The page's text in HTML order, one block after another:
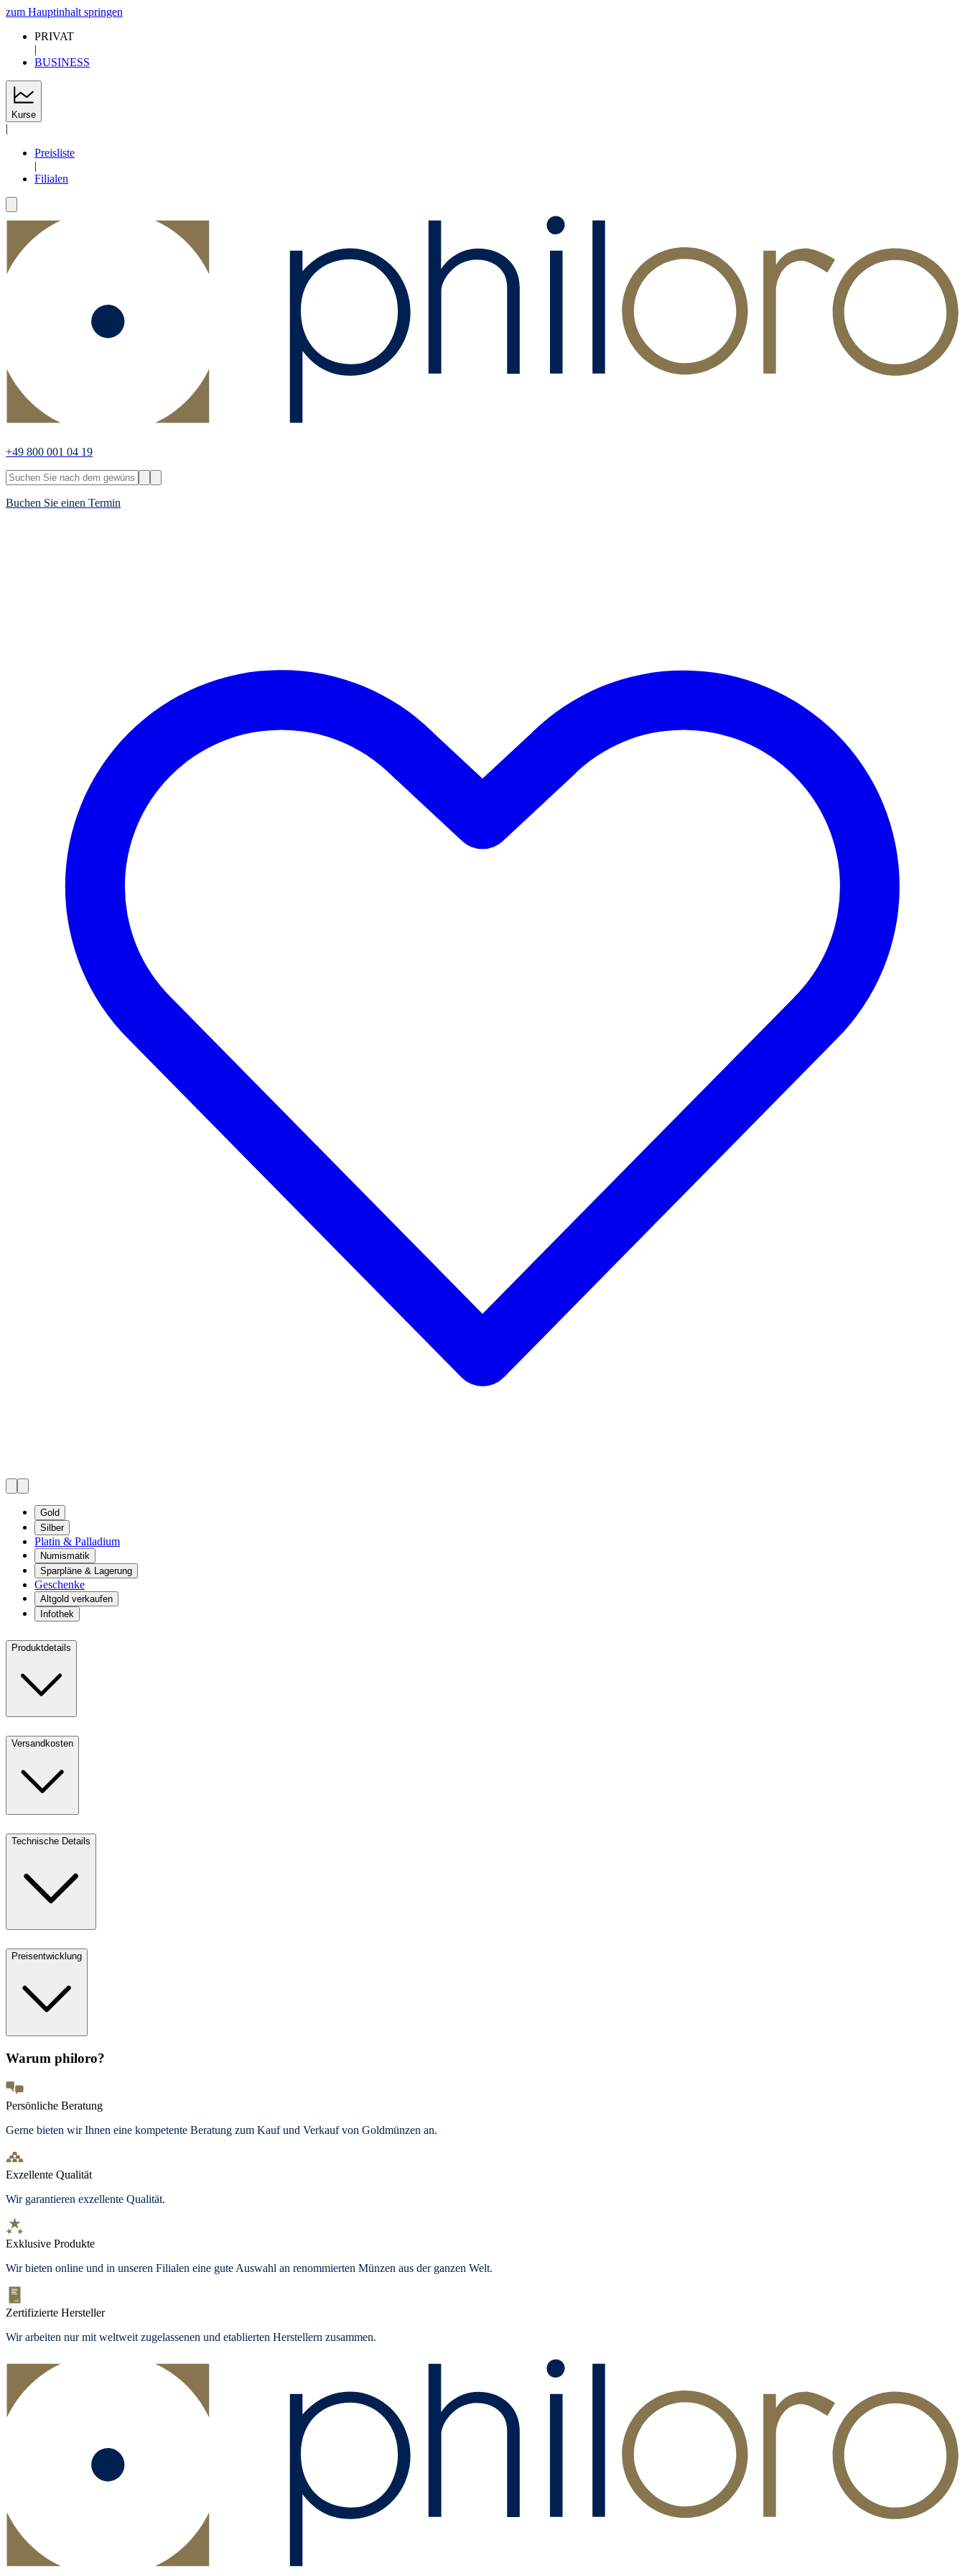
zum Hauptinhalt springen
PRIVAT
|
BUSINESS
Kurse
|
Preisliste
|
Filialen
+49 800 001 04 19
Buchen Sie einen Termin
Gold
Silber
Platin & Palladium
Numismatik
Sparpläne & Lagerung
Geschenke
Altgold verkaufen
Infothek
Produktdetails
Versandkosten
Technische Details
Preisentwicklung
Warum philoro?
Persönliche Beratung
Gerne bieten wir Ihnen eine kompetente Beratung zum Kauf und Verkauf von Goldmünzen an.
Exzellente Qualität
Wir garantieren exzellente Qualität.
Exklusive Produkte
Wir bieten online und in unseren Filialen eine gute Auswahl an renommierten Münzen aus der ganzen Welt.
Zertifizierte Hersteller
Wir arbeiten nur mit weltweit zugelassenen und etablierten Herstellern zusammen.